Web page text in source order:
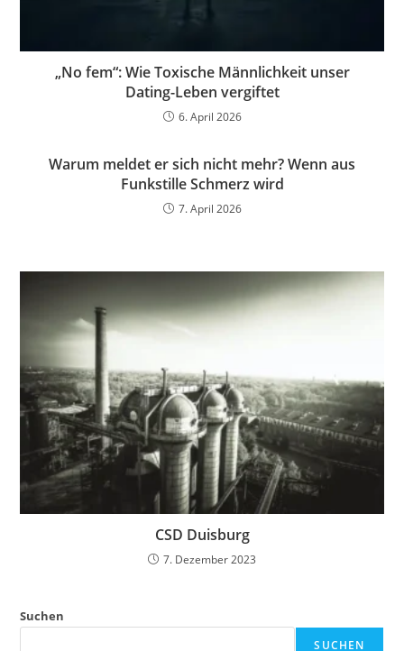
„No fem“: Wie Toxische Männlichkeit unser
Dating-Leben vergiftet
6. April 2026
Warum meldet er sich nicht mehr? Wenn aus
Funkstille Schmerz wird
7. April 2026
CSD Duisburg
7. Dezember 2023
Suchen
SUCHEN